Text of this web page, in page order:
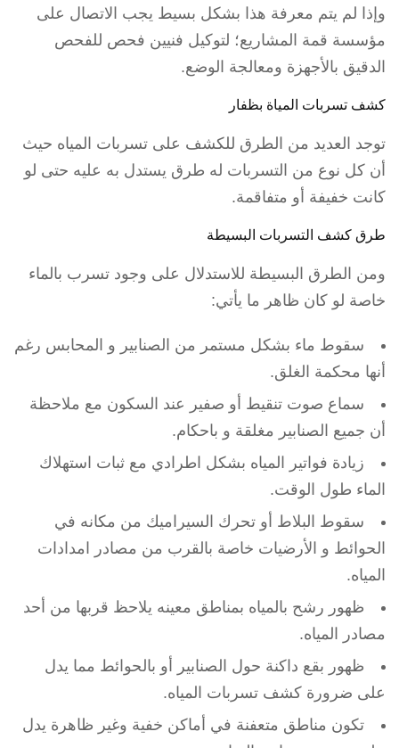
وإذا لم يتم معرفة هذا بشكل بسيط يجب الاتصال على
مؤسسة قمة المشاريع؛ لتوكيل فنيين فحص للفحص
الدقيق بالأجهزة ومعالجة الوضع.
كشف تسربات المياة بظفار
توجد العديد من الطرق للكشف على تسربات المياه حيث
أن كل نوع من التسربات له طرق يستدل به عليه حتى لو
كانت خفيفة أو متفاقمة.
طرق كشف التسربات البسيطة
ومن الطرق البسيطة للاستدلال على وجود تسرب بالماء
خاصة لو كان ظاهر ما يأتي:
سقوط ماء بشكل مستمر من الصنابير و المحابس رغم
أنها محكمة الغلق.
سماع صوت تنقيط أو صفير عند السكون مع ملاحظة
أن جميع الصنابير مغلقة و باحكام.
زيادة فواتير المياه بشكل اطرادي مع ثبات استهلاك
الماء طول الوقت.
سقوط البلاط أو تحرك السيراميك من مكانه في
الحوائط و الأرضيات خاصة بالقرب من مصادر امدادات
المياه.
ظهور رشح بالمياه بمناطق معينه يلاحظ قربها من أحد
مصادر المياه.
ظهور بقع داكنة حول الصنابير أو بالحوائط مما يدل
على ضرورة كشف تسربات المياه.
تكون مناطق متعفنة في أماكن خفية وغير ظاهرة يدل